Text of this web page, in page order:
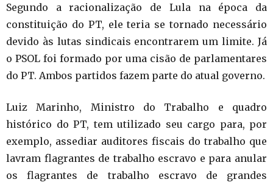
Segundo a racionalização de Lula na época da
constituição do PT, ele teria se tornado necessário
devido às lutas sindicais encontrarem um limite. Já
o PSOL foi formado por uma cisão de parlamentares
do PT. Ambos partidos fazem parte do atual governo.
Luiz Marinho, Ministro do Trabalho e quadro
histórico do PT, tem utilizado seu cargo para, por
exemplo, assediar auditores fiscais do trabalho que
lavram flagrantes de trabalho escravo e para anular
os flagrantes de trabalho escravo de grandes